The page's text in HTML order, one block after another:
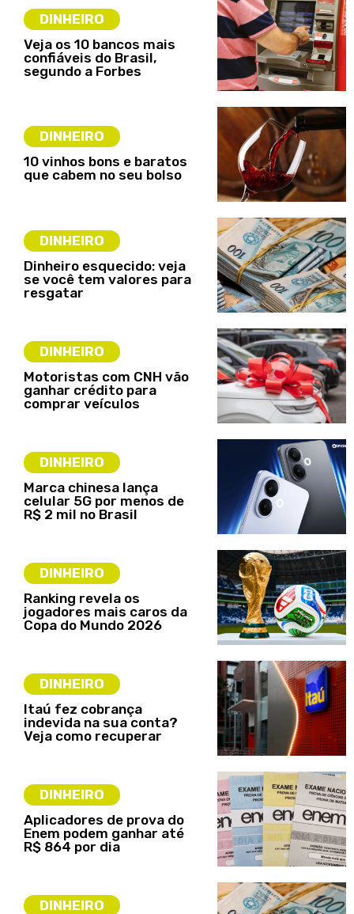
DINHEIRO
Veja os 10 bancos mais
confiáveis do Brasil,
segundo a Forbes
DINHEIRO
10 vinhos bons e baratos
que cabem no seu bolso
DINHEIRO
Dinheiro esquecido: veja
se você tem valores para
resgatar
DINHEIRO
Motoristas com CNH vão
ganhar crédito para
comprar veículos
DINHEIRO
Marca chinesa lança
celular 5G por menos de
R$ 2 mil no Brasil
DINHEIRO
Ranking revela os
jogadores mais caros da
Copa do Mundo 2026
DINHEIRO
Itaú fez cobrança
indevida na sua conta?
Veja como recuperar
DINHEIRO
Aplicadores de prova do
Enem podem ganhar até
R$ 864 por dia
DINHEIRO